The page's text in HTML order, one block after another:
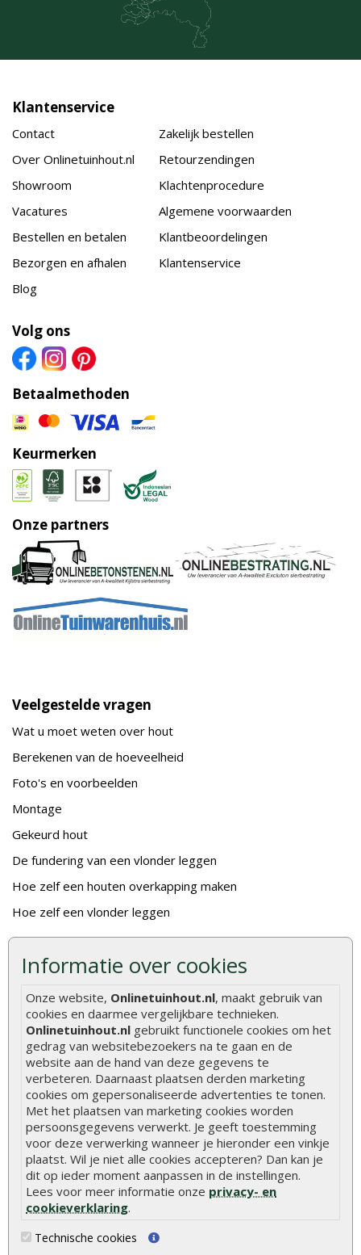
Informatie over cookies
Onze website, Onlinetuinhout.nl, maakt gebruik van
cookies en daarmee vergelijkbare technieken.
Onlinetuinhout.nl gebruikt functionele cookies om het
gedrag van websitebezoekers na te gaan en de
website aan de hand van deze gegevens te
verbeteren. Daarnaast plaatsen derden marketing
cookies om gepersonaliseerde advertenties te tonen.
Met het plaatsen van marketing cookies worden
persoonsgegevens verwerkt. Je geeft toestemming
voor deze verwerking wanneer je hieronder een vinkje
plaatst. Wil je niet alle cookies accepteren? Dan kan je
dit op ieder moment aanpassen in de instellingen.
Lees voor meer informatie onze privacy- en
cookieverklaring.
Technische cookies
Klantenservice
Contact
Over Onlinetuinhout.nl
Showroom
Vacatures
Bestellen en betalen
Bezorgen en afhalen
Blog
Zakelijk bestellen
Retourzendingen
Klachtenprocedure
Algemene voorwaarden
Klantbeoordelingen
Klantenservice
Volg ons
Betaalmethoden
Keurmerken
Onze partners
Veelgestelde vragen
Wat u moet weten over hout
Berekenen van de hoeveelheid
Foto's en voorbeelden
Montage
Gekeurd hout
De fundering van een vlonder leggen
Hoe zelf een houten overkapping maken
Hoe zelf een vlonder leggen
Hoe betonpaal plaatsen
Hoe schutting plaatsen
De 9 beste tuinschermen van Onlinetuinhout.nl
Stijlvolle houtsoorten voor in de tuin
Duurzame tuin
Welke palen voor een schapenhek
Alle populaire categorieën
Tuinhout
Schutting
Vlonderplanken
Tuinpalen
Tuinhekken
Tuindeuren
Tuinschermen
Schuttingplanken
Douglas hout